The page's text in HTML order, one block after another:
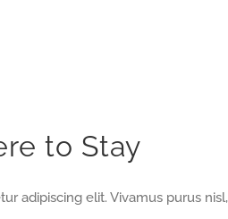
to Stay
adipiscing elit. Vivamus purus